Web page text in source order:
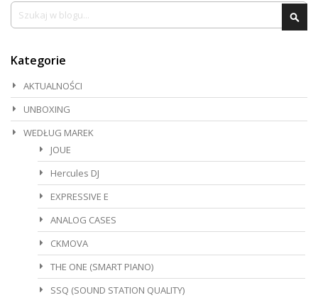
Szukaj
Kategorie
AKTUALNOŚCI
UNBOXING
WEDŁUG MAREK
JOUE
Hercules DJ
EXPRESSIVE E
ANALOG CASES
CKMOVA
THE ONE (SMART PIANO)
SSQ (SOUND STATION QUALITY)